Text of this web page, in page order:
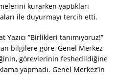
kurarken yaptıkları
ile duyurmayı tercih etti.
”Birlikleri tanımıyoruz!”
bilgilere göre, Genel Merkez
görevlerinin feshedildiğine
yapmadı. Genel Merkez’in